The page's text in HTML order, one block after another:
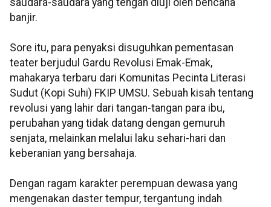
saudara-saudara yang tengah diuji oleh bencana
banjir.
Sore itu, para penyaksi disuguhkan pementasan
teater berjudul Gardu Revolusi Emak-Emak,
mahakarya terbaru dari Komunitas Pecinta Literasi
Sudut (Kopi Suhi) FKIP UMSU. Sebuah kisah tentang
revolusi yang lahir dari tangan-tangan para ibu,
perubahan yang tidak datang dengan gemuruh
senjata, melainkan melalui laku sehari-hari dan
keberanian yang bersahaja.
Dengan ragam karakter perempuan dewasa yang
mengenakan daster tempur, tergantung indah